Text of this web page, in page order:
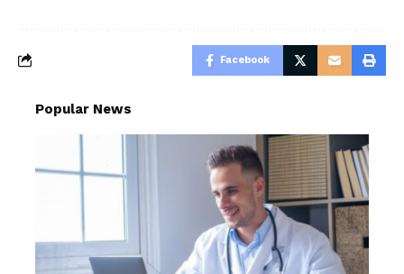
Facebook
Popular News